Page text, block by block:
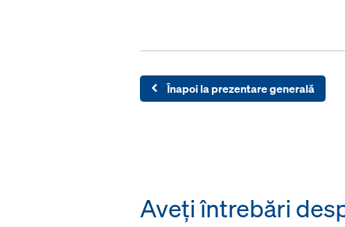
Înapoi la prezentare generală
Aveţi întrebări